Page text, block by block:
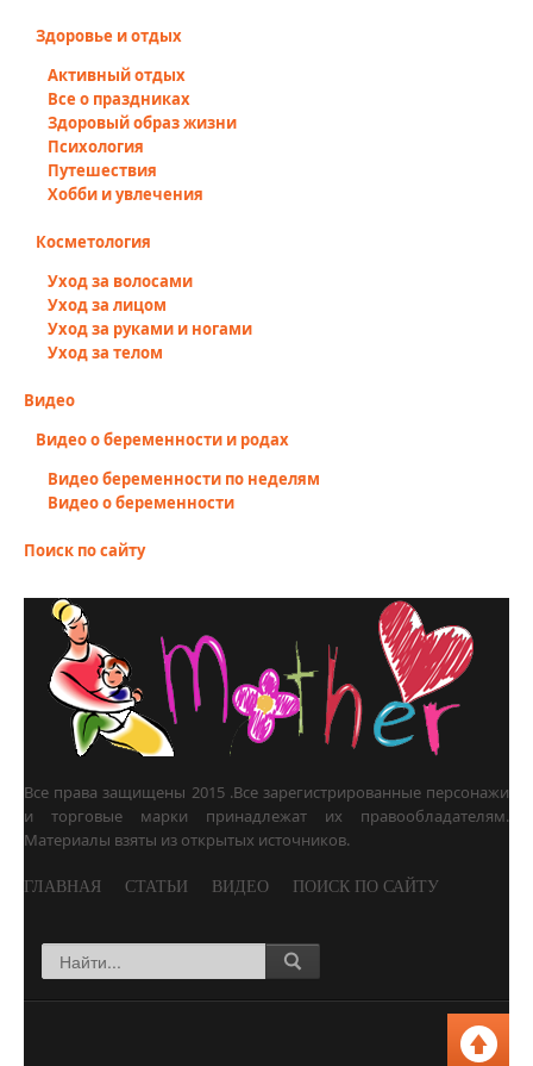
Здоровье и отдых
Активный отдых
Все о праздниках
Здоровый образ жизни
Психология
Путешествия
Хобби и увлечения
Косметология
Уход за волосами
Уход за лицом
Уход за руками и ногами
Уход за телом
Видео
Видео о беременности и родах
Видео беременности по неделям
Видео о беременности
Поиск по сайту
Все права защищены 2015 .Все зарегистрированные персонажи
и торговые марки принадлежат их правообладателям.
Материалы взяты из открытых источников.
ГЛАВНАЯ СТАТЬИ ВИДЕО ПОИСК ПО САЙТУ